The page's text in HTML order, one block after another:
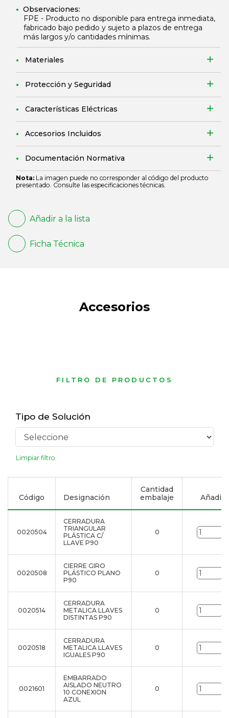
Observaciones:
FPE - Producto no disponible para entrega inmediata,
fabricado bajo pedido y sujeto a plazos de entrega
más largos y/o cantidades mínimas.
Materiales
Protección y Seguridad
Características Eléctricas
Accesorios Incluidos
Documentación Normativa
Nota: La imagen puede no corresponder al código del producto
presentado. Consulte las especificaciones técnicas.
Añadir a la lista
Ficha Técnica
Accesorios
FILTRO DE PRODUCTOS
Tipo de Solución
Limpiar filtro
Código Designación
Cantidad
embalaje
Añadir
0020504
CERRADURA
TRIANGULAR
PLÁSTICA C/
LLAVE P90
0
0020508
CIERRE GIRO
PLÁSTICO PLANO
P90
0
0020514
CERRADURA
METALICA LLAVES
DISTINTAS P90
0
0020518
CERRADURA
METALICA LLAVES
IGUALES P90
0
0021601
EMBARRADO
AISLADO NEUTRO
10 CONEXION
AZUL
0